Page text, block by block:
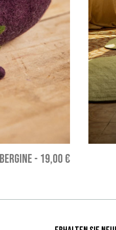
- 19,00 €